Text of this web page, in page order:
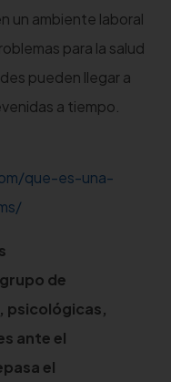
un ambiente laboral
para la salud
pueden llegar a
a tiempo.
que-es-una-
de
psicológicas,
ante el
el